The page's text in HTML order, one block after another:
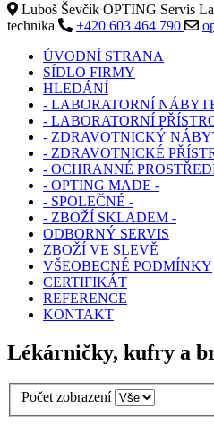
Luboš Ševčík OPTING Servis
technika
+420 603 464 790
ÚVODNÍ STRANA
SÍDLO FIRMY
HLEDÁNÍ
- LABORATORNÍ
- LABORATORNÍ
- ZDRAVOTNICKÝ
- ZDRAVOTNICKÉ
- OCHRANNÉ
- OPTING MADE -
- SPOLEČNÉ -
- ZBOŽÍ SKLADEM -
ODBORNÝ SERVIS
ZBOŽÍ VE SLEVĚ
VŠEOBECNÉ PODMÍNKY
CERTIFIKÁT
REFERENCE
KONTAKT
Lékárničky, kufry a
Počet zobrazení